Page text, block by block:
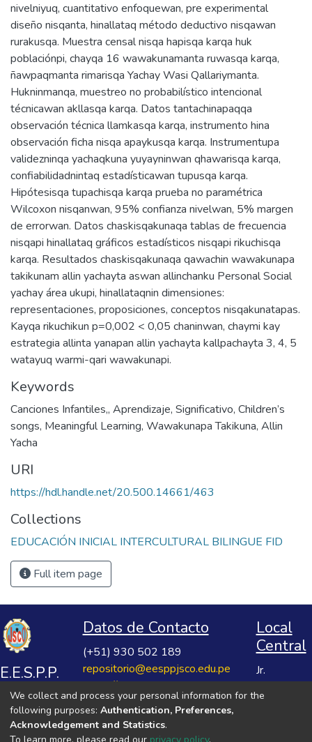
nivelniyuq, cuantitativo enfoquewan, pre experimental
diseño nisqanta, hinallataq método deductivo nisqawan
rurakusqa. Muestra censal nisqa hapisqa karqa huk
poblaciónpi, chayqa 16 wawakunamanta ruwasqa karqa,
ñawpaqmanta rimarisqa Yachay Wasi Qallariymanta.
Hukninmanqa, muestreo no probabilístico intencional
técnicawan akllasqa karqa. Datos tantachinapaqqa
observación técnica llamkasqa karqa, instrumento hina
observación ficha nisqa apaykusqa karqa. Instrumentupa
validezninqa yachaqkuna yuyayninwan qhawarisqa karqa,
confiabilidadnintaq estadísticawan tupusqa karqa.
Hipótesisqa tupachisqa karqa prueba no paramétrica
Wilcoxon nisqanwan, 95% confianza nivelwan, 5% margen
de errorwan. Datos chaskisqakunaqa tablas de frecuencia
nisqapi hinallataq gráficos estadísticos nisqapi rikuchisqa
karqa. Resultados chaskisqakunaqa qawachin wawakunapa
takikunam allin yachayta aswan allinchanku Personal Social
yachay área ukupi, hinallataqnin dimensiones:
representaciones, proposiciones, conceptos nisqakunatapas.
Kayqa rikuchikun p=0,002 < 0,05 chaninwan, chaymi kay
estrategia allinta yanapan allin yachayta kallpachayta 3, 4, 5
watayuq warmi-qari wawakunapi.
Keywords
Canciones Infantiles,, Aprendizaje, Significativo, Children’s
songs, Meaningful Learning, Wawakunapa Takikuna, Allin
Yacha
URI
https://hdl.handle.net/20.500.14661/463
Collections
EDUCACIÓN INICIAL INTERCULTURAL BILINGUE FID
Full item page
E.E.S.P.P.
José
Salvador
Cavero
Datos de Contacto
(+51) 930 502 189
repositorio@eesppjsco.edu.pe
https://repositorio.eesppjsco.edu.pe
Local
Central
Jr.
No 624
We collect and process your personal information for the
following purposes: Authentication, Preferences,
Acknowledgement and Statistics.